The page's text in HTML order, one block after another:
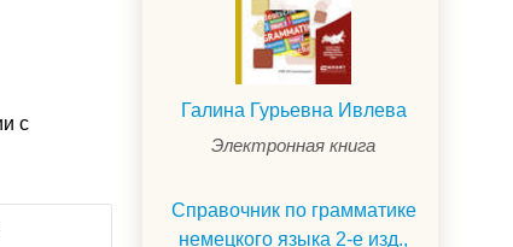
с
Галина Гурьевна Ивлева
Электронная книга
Справочник по грамматике
немецкого языка 2-е изд.,